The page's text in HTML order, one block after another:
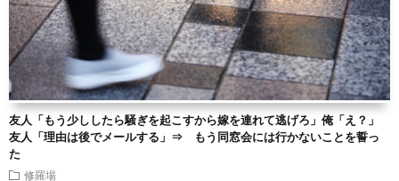
友人「もう少ししたら騒ぎを起こすから嫁を連れて逃げろ」俺「え？」
友人「理由は後でメールする」⇒ もう同窓会には行かないことを誓っ
た
修羅場